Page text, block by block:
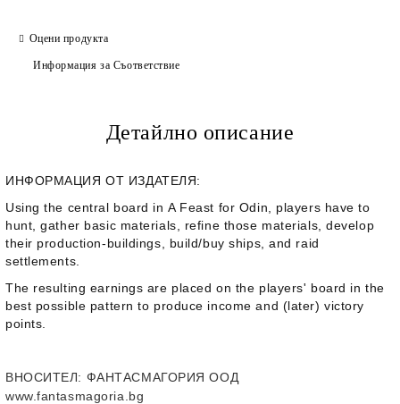
Оцени продукта
Информация за Съответствие
Детайлно описание
ИНФОРМАЦИЯ ОТ ИЗДАТЕЛЯ:
Using the central board inA Feast for Odin , players have to
hunt, gather basic materials, refine those materials, develop
their production-buildings, build/buy ships, and raid
settlements.
The resulting earnings are placed on the players' board in the
best possible pattern to produce income and (later) victory
points.
ВНОСИТЕЛ: ФАНТАСМАГОРИЯ ООД
www.fantasmagoria.bg